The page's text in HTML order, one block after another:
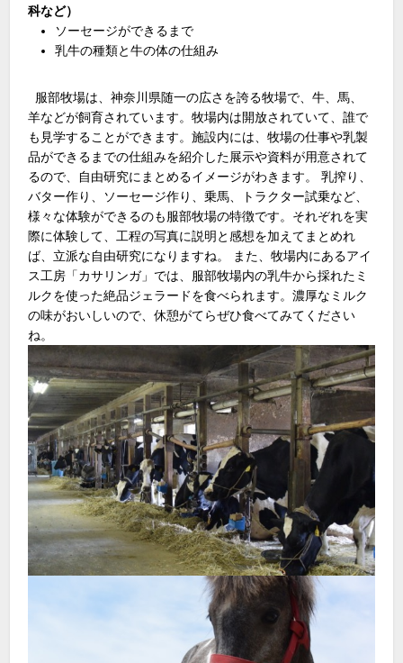
科など）
ソーセージができるまで
乳牛の種類と牛の体の仕組み
服部牧場は、神奈川県随一の広さを誇る牧場で、牛、馬、
羊などが飼育されています。牧場内は開放されていて、誰で
も見学することができます。施設内には、牧場の仕事や乳製
品ができるまでの仕組みを紹介した展示や資料が用意されて
るので、自由研究にまとめるイメージがわきます。 乳搾り、
バター作り、ソーセージ作り、乗馬、トラクター試乗など、
様々な体験ができるのも服部牧場の特徴です。それぞれを実
際に体験して、工程の写真に説明と感想を加えてまとめれ
ば、立派な自由研究になりますね。 また、牧場内にあるアイ
ス工房「カサリンガ」では、服部牧場内の乳牛から採れたミ
ルクを使った絶品ジェラードを食べられます。濃厚なミルク
の味がおいしいので、休憩がてらぜひ食べてみてください
ね。